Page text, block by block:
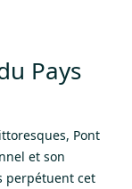
Pays
Pont
et son
perpétuent cet